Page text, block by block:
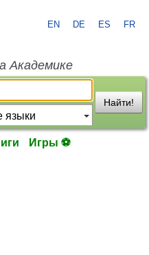
EN DE ES FR
Академике
Найти!
Игры ⚽